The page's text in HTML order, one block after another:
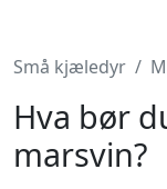
Små kjæledyr
Hva bør
marsvin?